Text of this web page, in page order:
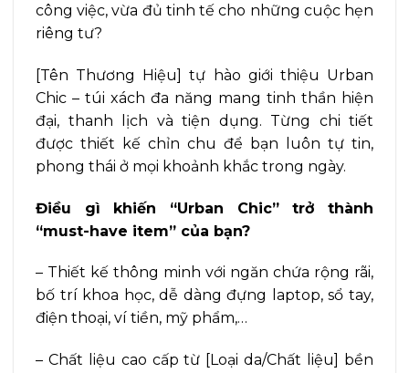
công việc, vừa đủ tinh tế cho những cuộc hẹn
riêng tư?
[Tên Thương Hiệu] tự hào giới thiệu Urban
Chic – túi xách đa năng mang tinh thần hiện
đại, thanh lịch và tiện dụng. Từng chi tiết
được thiết kế chỉn chu để bạn luôn tự tin,
phong thái ở mọi khoảnh khắc trong ngày.
Điều gì khiến “Urban Chic” trở thành
“must-have item” của bạn?
– Thiết kế thông minh với ngăn chứa rộng rãi,
bố trí khoa học, dễ dàng đựng laptop, sổ tay,
điện thoại, ví tiền, mỹ phẩm,…
– Chất liệu cao cấp từ [Loại da/Chất liệu] bền